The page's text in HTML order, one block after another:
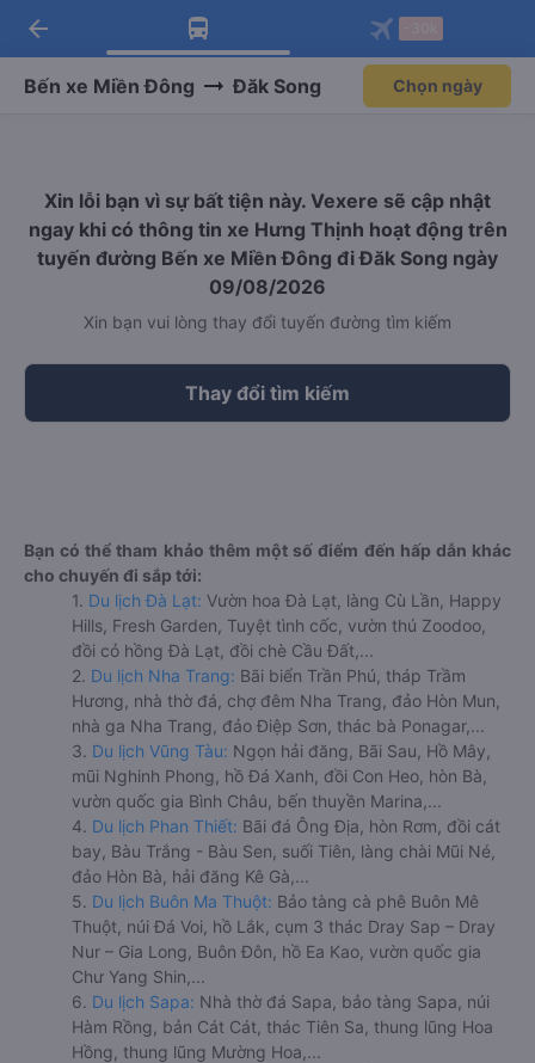
Tải app Vexere ngay!
Nhận ưu đãi thành viên độc
Mở app
Tải app Vexere
-30k/ghế khi đặt vé máy bay qua
Mở app
arrow_back
Bến xe Miền Đông Đăk Song Chọn ngày
Xin lỗi bạn vì sự bất tiện này. Vexere sẽ cập nhật
ngay khi có thông tin xe Hưng Thịnh hoạt động trên
tuyến đường Bến xe Miền Đông đi Đăk Song ngày
09/08/2026
Xin bạn vui lòng thay đổi tuyến đường tìm kiếm
Thay đổi tìm kiếm
Bạn có thể tham khảo thêm một số điểm đến hấp dẫn khác
cho chuyến đi sắp tới:
1. Du lịch Đà Lạt: Vườn hoa Đà Lạt, làng Cù Lần, Happy
Hills, Fresh Garden, Tuyệt tình cốc, vườn thú Zoodoo,
đồi cỏ hồng Đà Lạt, đồi chè Cầu Đất,...
2. Du lịch Nha Trang: Bãi biển Trần Phú, tháp Trầm
Hương, nhà thờ đá, chợ đêm Nha Trang, đảo Hòn Mun,
nhà ga Nha Trang, đảo Điệp Sơn, thác bà Ponagar,...
3. Du lịch Vũng Tàu: Ngọn hải đăng, Bãi Sau, Hồ Mây,
mũi Nghinh Phong, hồ Đá Xanh, đồi Con Heo, hòn Bà,
vườn quốc gia Bình Châu, bến thuyền Marina,...
4. Du lịch Phan Thiết: Bãi đá Ông Địa, hòn Rơm, đồi cát
bay, Bàu Trắng - Bàu Sen, suối Tiên, làng chài Mũi Né,
đảo Hòn Bà, hải đăng Kê Gà,...
5. Du lịch Buôn Ma Thuột: Bảo tàng cà phê Buôn Mê
Thuột, núi Đá Voi, hồ Lắk, cụm 3 thác Dray Sap – Dray
Nur – Gia Long, Buôn Đôn, hồ Ea Kao, vườn quốc gia
Chư Yang Shin,...
6. Du lịch Sapa: Nhà thờ đá Sapa, bảo tàng Sapa, núi
Hàm Rồng, bản Cát Cát, thác Tiên Sa, thung lũng Hoa
Hồng, thung lũng Mường Hoa,...